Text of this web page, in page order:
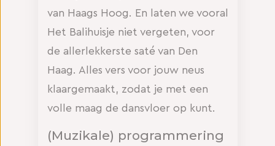
van Haags Hoog. En laten we vooral
Het Balihuisje niet vergeten, voor
de allerlekkerste saté van Den
Haag. Alles vers voor jouw neus
klaargemaakt, zodat je met een
volle maag de dansvloer op kunt.
(Muzikale) programmering